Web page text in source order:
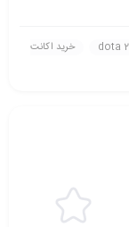
خريد اکانت